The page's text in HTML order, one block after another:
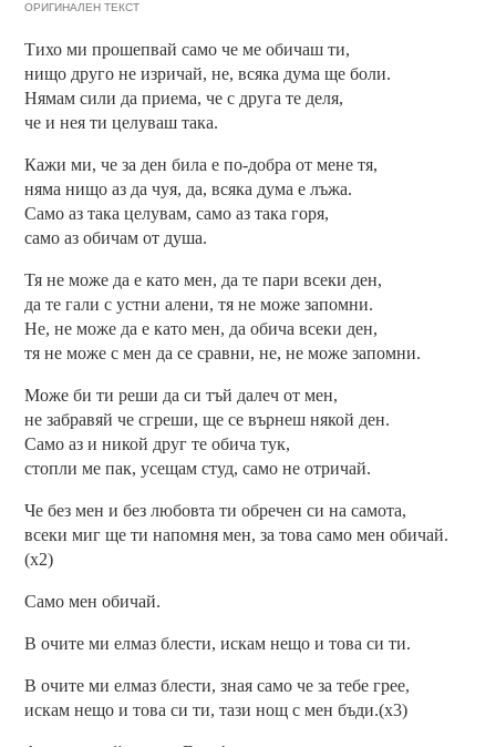
ОРИГИНАЛЕН ТЕКСТ
Тихо ми прошепвай само че ме обичаш ти,
нищо друго не изричай, не, всяка дума ще боли.
Нямам сили да приема, че с друга те деля,
че и нея ти целуваш така.
Кажи ми, че за ден била е по-добра от мене тя,
няма нищо аз да чуя, да, всяка дума е лъжа.
Само аз така целувам, само аз така горя,
само аз обичам от душа.
Тя не може да е като мен, да те пари всеки ден,
да те гали с устни алени, тя не може запомни.
Не, не може да е като мен, да обича всеки ден,
тя не може с мен да се сравни, не, не може запомни.
Може би ти реши да си тъй далеч от мен,
не забравяй че сгреши, ще се върнеш някой ден.
Само аз и никой друг те обича тук,
стопли ме пак, усещам студ, само не отричай.
Че без мен и без любовта ти обречен си на самота,
всеки миг ще ти напомня мен, за това само мен обичай.
(x2)
Само мен обичай.
В очите ми елмаз блести, искам нещо и това си ти.
В очите ми елмаз блести, зная само че за тебе грее,
искам нещо и това си ти, тази нощ с мен бъди.(x3)